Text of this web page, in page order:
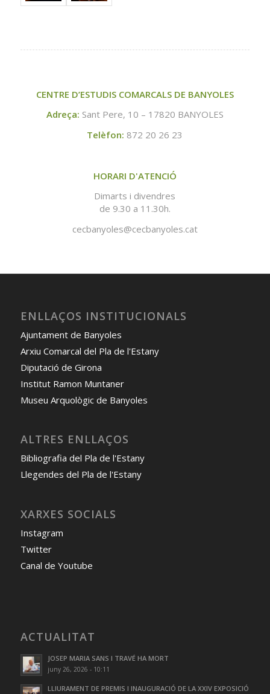
CENTRE D’ESTUDIS COMARCALS DE BANYOLES
Adreça: Sant Pere, 10 – 17820 BANYOLES
Telèfon: 872 20 26 23
HORARI D'ATENCIÓ
Dimarts i divendres
de 9.30 a 11.30h.
cecbanyoles@cecbanyoles.cat
ENLLAÇOS INSTITUCIONALS
Ajuntament de Banyoles
Arxiu Comarcal del Pla de l'Estany
Diputació de Girona
Institut Ramon Muntaner
Museu Arquològic de Banyoles
ALTRES ENLLAÇOS
Bibliografia del Pla de l'Estany
Llegendes del Pla de l'Estany
XARXES SOCIALS
Instagram
Twitter
Canal de Youtube
ACTUALITAT
JOSEP MARIA SANS I TRAVÉ HA MORT
juny 26, 2026 - 10:11
LLIURAMENT DE PREMIS I INAUGURACIÓ DE LA XXIV EXPOSICIÓ